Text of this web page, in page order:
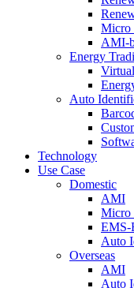
Micro
AMI-
Energy
Auto
Technology
Use Case
Domestic
AMI
Micro
EMS-
Auto
Overseas
AMI
Auto